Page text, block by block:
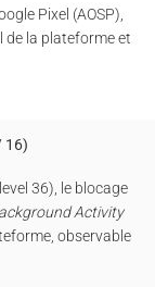
Pixel (AOSP),
de la plateforme et
16)
36), le blocage
Activity
observable